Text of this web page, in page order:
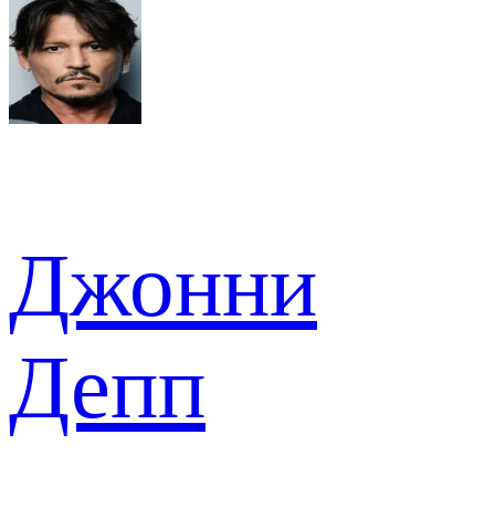
Джонни
Депп